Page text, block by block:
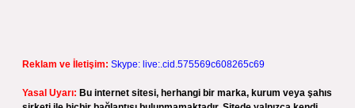
Reklam ve İletişim: Skype: live:.cid.575569c608265c69
Yasal Uyarı: Bu internet sitesi, herhangi bir marka, kurum veya şahıs